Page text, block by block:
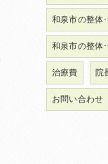
和泉市の整体
和泉市の整体
治療費 院
お問い合わせ